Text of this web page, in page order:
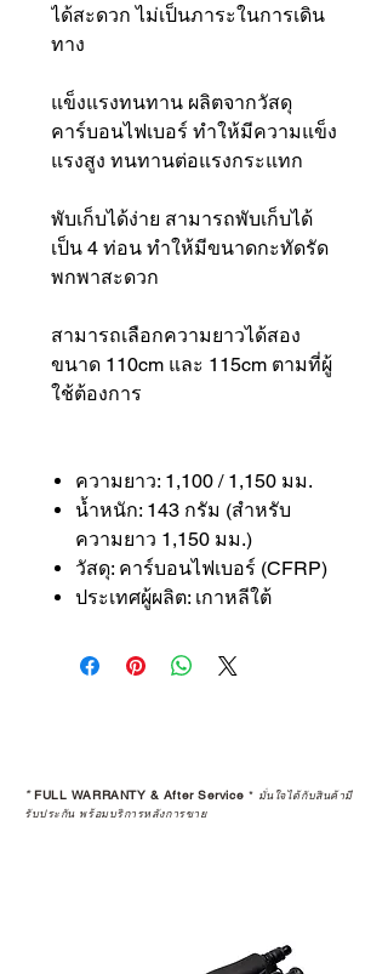
ได้สะดวก ไม่เป็นภาระในการเดิน
ทาง
แข็งแรงทนทาน ผลิตจากวัสดุ
คาร์บอนไฟเบอร์ ทำให้มีความแข็ง
แรงสูง ทนทานต่อแรงกระแทก
พับเก็บได้ง่าย สามารถพับเก็บได้
เป็น 4 ท่อน ทำให้มีขนาดกะทัดรัด
พกพาสะดวก
สามารถเลือกความยาวได้สอง
ขนาด 110cm และ 115cm ตามที่ผู้
ใช้ต้องการ
ความยาว: 1,100 / 1,150 มม.
น้ำหนัก: 143 กรัม (สำหรับ
ความยาว 1,150 มม.)
วัสดุ: คาร์บอนไฟเบอร์ (CFRP)
ประเทศผู้ผลิต: เกาหลีใต้
*FULL WARRANTY & After Service * มั่นใจได้กับสินค้ามี
รับประกัน พร้อมบริการหลังการขาย